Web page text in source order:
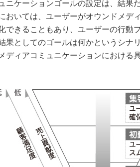
ニケーションゴールの設定は、結果
おいては、ユーザーがオウンドメデ
できることもあり、ユーザーの行動
果としてのゴールは何かというシナ
ディアコミュニケーションにおける